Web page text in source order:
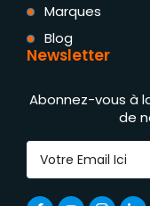
Marques
Blog
Newsletter
Abonnez-vous à
de